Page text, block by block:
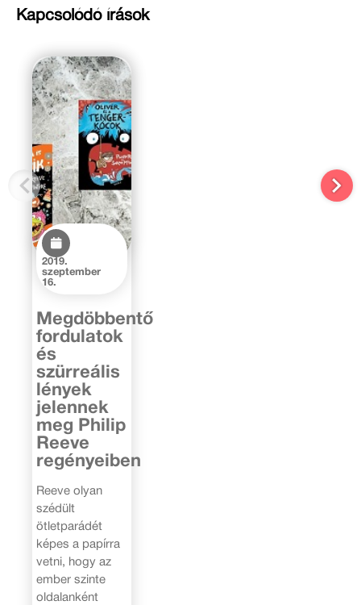
Kapcsolódó írások
2019.
szeptember
16.
Megdöbbentő
fordulatok
és
szürreális
lények
jelennek
meg Philip
Reeve
regényeiben
Reeve olyan
szédült
ötletparádét
képes a papírra
vetni, hogy az
ember szinte
oldalanként